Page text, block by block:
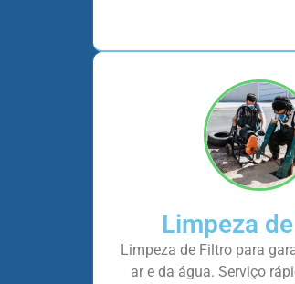
Limpeza
Limpeza de Filtro para
ar e da água. Serviço